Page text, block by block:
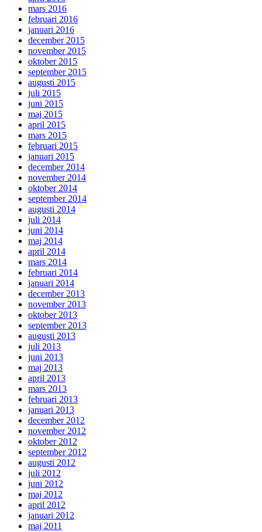
mars 2016
februari 2016
januari 2016
december 2015
november 2015
oktober 2015
september 2015
augusti 2015
juli 2015
juni 2015
maj 2015
april 2015
mars 2015
februari 2015
januari 2015
december 2014
november 2014
oktober 2014
september 2014
augusti 2014
juli 2014
juni 2014
maj 2014
april 2014
mars 2014
februari 2014
januari 2014
december 2013
november 2013
oktober 2013
september 2013
augusti 2013
juli 2013
juni 2013
maj 2013
april 2013
mars 2013
februari 2013
januari 2013
december 2012
november 2012
oktober 2012
september 2012
augusti 2012
juli 2012
juni 2012
maj 2012
april 2012
januari 2012
maj 2011